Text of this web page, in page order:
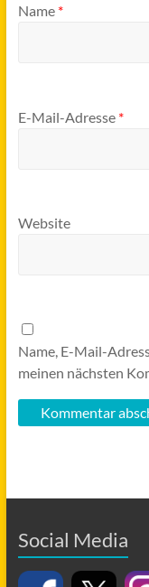
Name *
E-Mail-Adresse *
Website
Name, E-Mail-
meinen nächsten
Social Media